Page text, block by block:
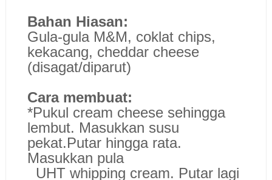
Bahan Hiasan:
Gula-gula M&M, coklat chips,
kekacang, cheddar cheese
(disagat/diparut)
Cara membuat:
*Pukul cream cheese sehingga
lembut. Masukkan susu
pekat.Putar hingga rata.
Masukkan pula
UHT whipping cream. Putar lagi